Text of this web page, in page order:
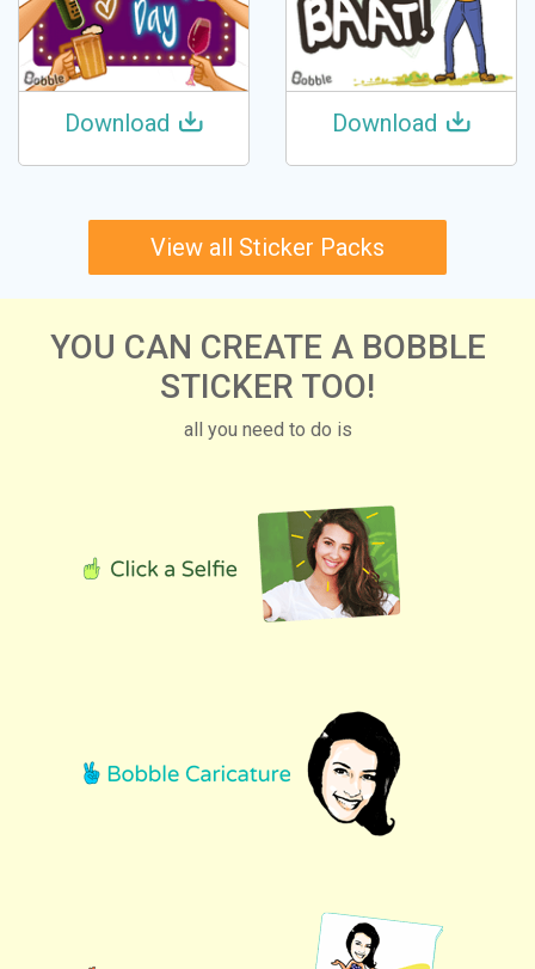
Download Download
View all Sticker Packs
YOU CAN CREATE A BOBBLE
STICKER TOO!
all you need to do is